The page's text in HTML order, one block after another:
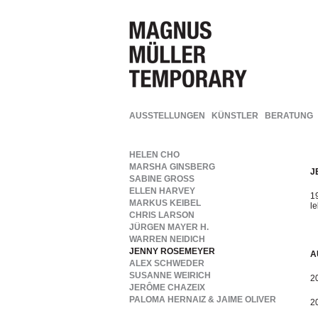
AUSSTELLUNGEN KÜNSTLER BERATUNG
HELEN CHO
MARSHA GINSBERG
SABINE GROSS
ELLEN HARVEY
MARKUS KEIBEL
CHRIS LARSON
JÜRGEN MAYER H.
WARREN NEIDICH
JENNY ROSEMEYER
ALEX SCHWEDER
SUSANNE WEIRICH
JERÔME CHAZEIX
PALOMA HERNAIZ & JAIME OLIVER